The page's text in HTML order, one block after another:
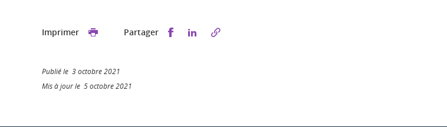
Imprimer Partager Partager sur Facebook
Partager sur LinkedIn
Publié le 3 octobre 2021
Mis à jour le 5 octobre 2021